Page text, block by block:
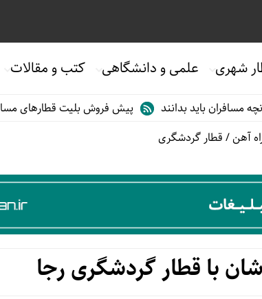
شهری علمی و دانشگاهی کتب و مقالات
بدانند پیش فروش بلیت قطارهای مسافری/تابستان۱۴۰۵
آهن/قطار گردشگری
با قطار گردشگری رجا